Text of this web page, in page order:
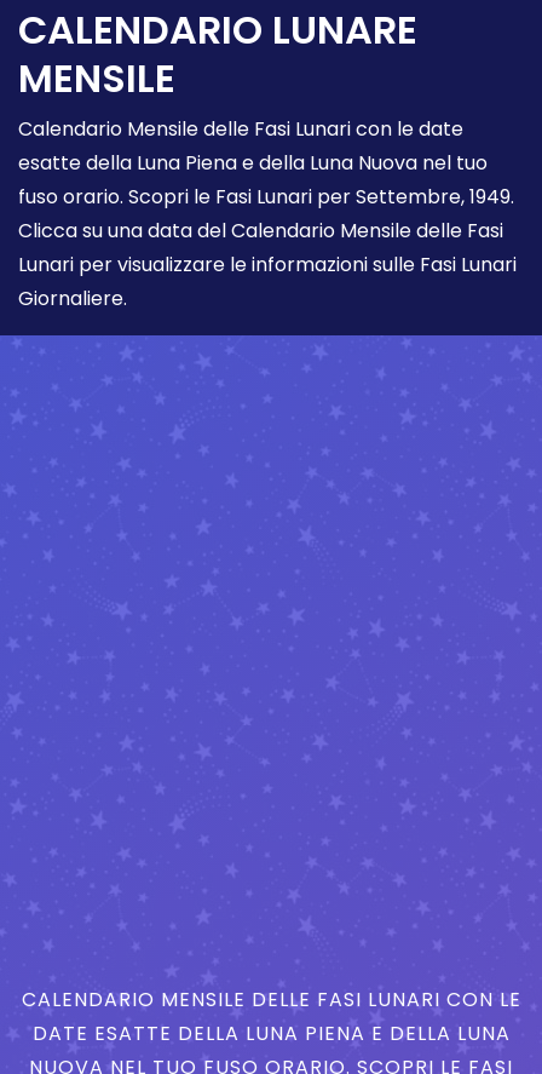
CALENDARIO LUNARE
MENSILE
Calendario Mensile delle Fasi Lunari con le date
esatte della Luna Piena e della Luna Nuova nel tuo
fuso orario. Scopri le Fasi Lunari per Settembre, 1949.
Clicca su una data del Calendario Mensile delle Fasi
Lunari per visualizzare le informazioni sulle Fasi Lunari
Giornaliere.
CALENDARIO MENSILE DELLE FASI LUNARI CON LE
DATE ESATTE DELLA LUNA PIENA E DELLA LUNA
NUOVA NEL TUO FUSO ORARIO. SCOPRI LE FASI